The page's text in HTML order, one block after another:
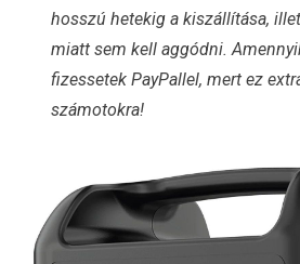
hosszú hetekig a kiszállítása,
miatt sem kell aggódni.
fizessetek PayPallel, mert ez
számotokra!